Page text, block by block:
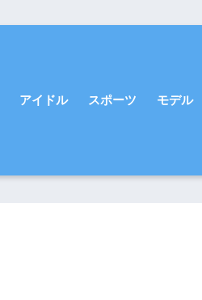
アイドル スポーツ モデル